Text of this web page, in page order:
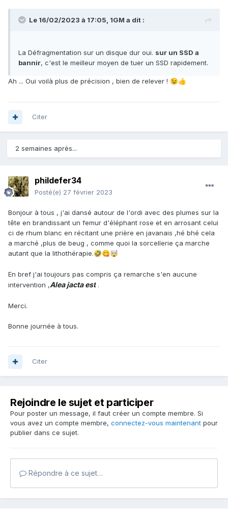
Le 16/02/2023 à 17:05, 1GM a dit :
La Défragmentation sur un disque dur oui. sur un SSD a
bannir, c'est le meilleur moyen de tuer un SSD rapidement.
Ah ... Oui voilà plus de précision , bien de relever ! 😉👍
Citer
2 semaines après...
phildefer34
Posté(e) 27 février 2023
Bonjour à tous , j'ai dansé autour de l'ordi avec des plumes sur la
tête en brandissant un femur d'éléphant rose et en arrosant celui
ci de rhum blanc en récitant une prière en javanais ,hé bhé cela
a marché ,plus de beug , comme quoi la sorcellerie ça marche
autant que la lithothérapie.🤣😋🤯
En bref j'ai toujours pas compris ça remarche s'en aucune
intervention ,Alea jacta est .
Merci.
Bonne journée à tous.
Citer
Rejoindre le sujet et participer
Pour poster un message, il faut créer un compte membre. Si
vous avez un compte membre, connectez-vous maintenant pour
publier dans ce sujet.
Répondre à ce sujet…